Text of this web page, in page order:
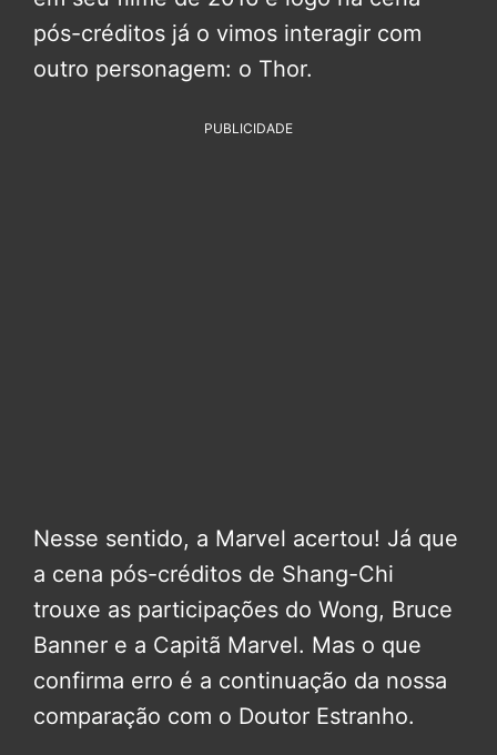
pós-créditos já o vimos interagir com
outro personagem: o Thor.
PUBLICIDADE
Nesse sentido, a Marvel acertou! Já que
a cena pós-créditos de Shang-Chi
trouxe as participações do Wong, Bruce
Banner e a Capitã Marvel. Mas o que
confirma erro é a continuação da nossa
comparação com o Doutor Estranho.